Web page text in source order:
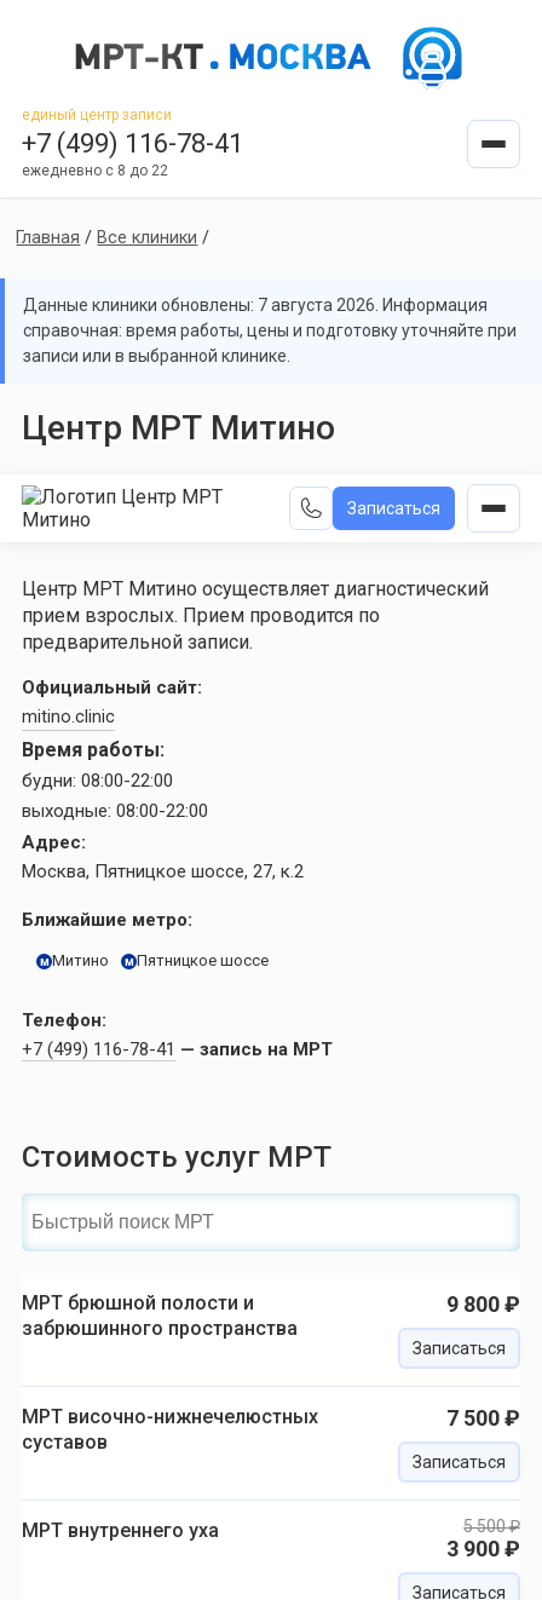
единый центр записи
+7 (499) 116-78-41
ежедневно с 8 до 22
Главная / Все клиники /
Данные клиники обновлены: 7 августа 2026. Информация
справочная: время работы, цены и подготовку уточняйте при
записи или в выбранной клинике.
Центр МРТ Митино
Записаться
Центр МРТ Митино осуществляет диагностический
прием взрослых. Прием проводится по
предварительной записи.
Официальный сайт:
mitino.clinic
Время работы:
будни: 08:00-22:00
выходные: 08:00-22:00
Адрес:
Москва, Пятницкое шоссе, 27, к.2
Ближайшие метро:
м Митино м Пятницкое шоссе
Телефон:
+7 (499) 116-78-41 — запись на МРТ
Стоимость услуг МРТ
МРТ брюшной полости и
забрюшинного пространства
9 800 ₽
Записаться
МРТ височно-нижнечелюстных
суставов
7 500 ₽
Записаться
МРТ внутреннего уха 5 500 ₽
3 900 ₽
Записаться